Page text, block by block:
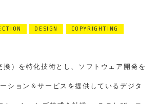
DESIGN COPYRIGHTING
換）を特化技術とし、ソフトウェア開発を
ション＆サービスを提供しているデジタ